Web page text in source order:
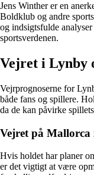
Jens Winther er en
Boldklub og andre
og indsigtsfulde
sportsverdenen.
Vejret i Lynby
Vejrprognoserne for
både fans og spillere.
da de kan påvirke
Vejret på Mallorca
Hvis holdet har planer
er det vigtigt at være